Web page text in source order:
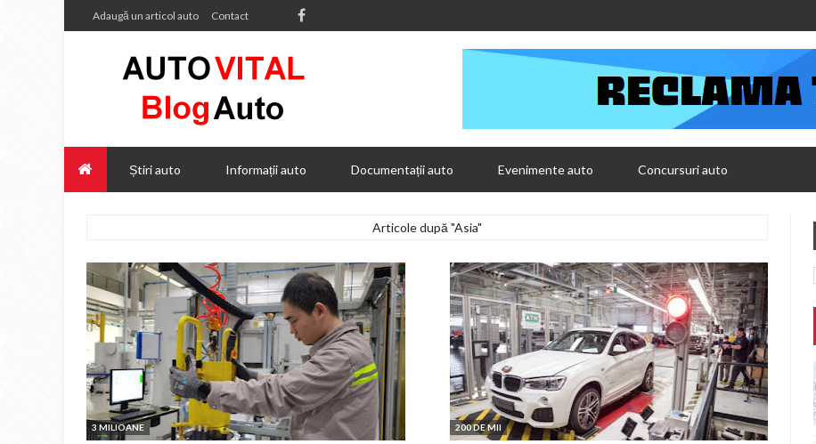
Adaugă un articol auto Contact
Știri auto Informații auto Documentații auto Evenimente auto Concursuri auto
Articole după "Asia"
3 MILIOANE 200 DE MII